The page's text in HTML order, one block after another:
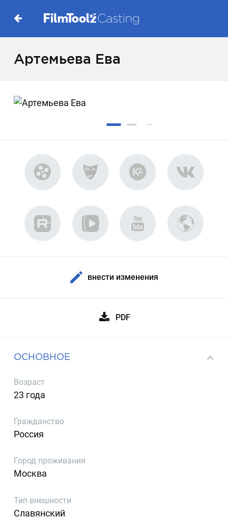
Артемьева Ева
внести изменения
PDF
ОСНОВНОЕ
Возраст
23 года
Гражданство
Россия
Город проживания
Москва
Тип внешности
Славянский